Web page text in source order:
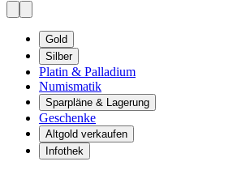
Gold
Silber
Platin & Palladium
Numismatik
Sparpläne & Lagerung
Geschenke
Altgold verkaufen
Infothek